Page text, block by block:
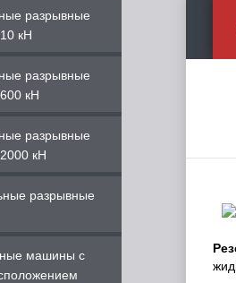
разрывные
кН
разрывные
кН
разрывные
кН
разрывные
машины с